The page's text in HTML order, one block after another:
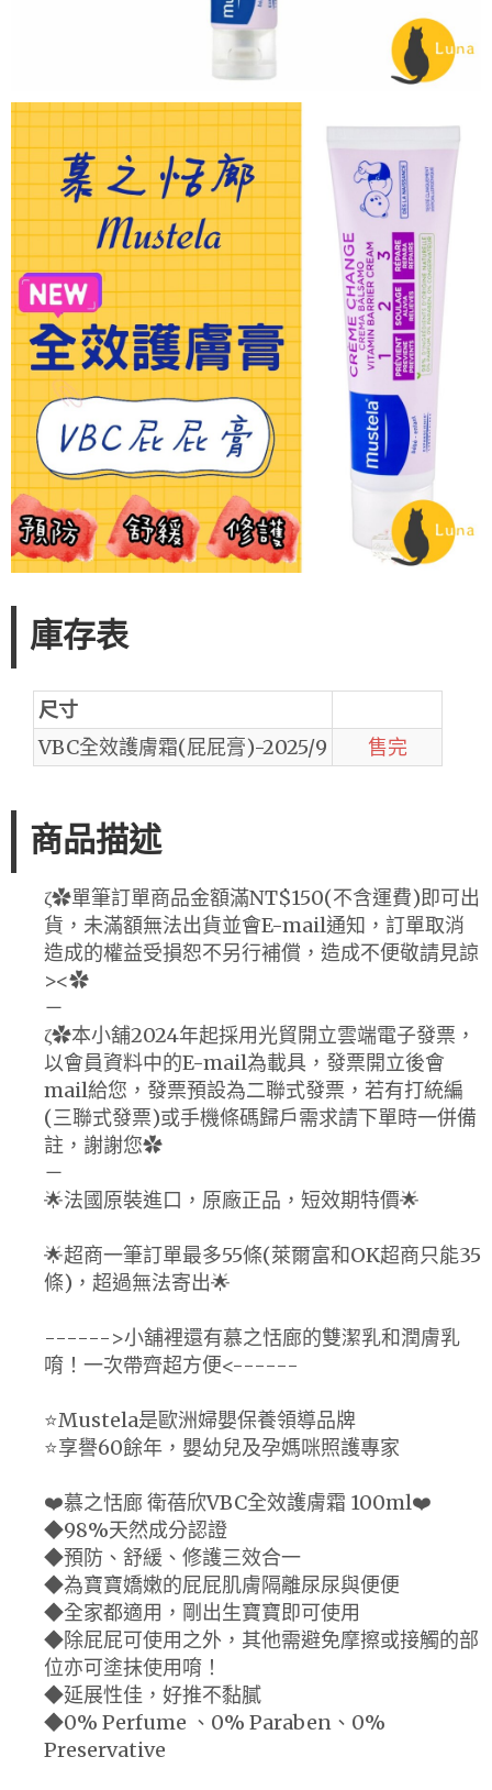
庫存表
尺寸
VBC全效護膚霜(屁屁膏)-2025/9
售完
商品描述
ζ✿單筆訂單商品金額滿NT$150(不含運費)即可出
貨，未滿額無法出貨並會E-mail通知，訂單取消
造成的權益受損恕不另行補償，造成不便敬請見諒
><✿
－
ζ✿本小舖2024年起採用光貿開立雲端電子發票，
以會員資料中的E-mail為載具，發票開立後會
mail給您，發票預設為二聯式發票，若有打統編
(三聯式發票)或手機條碼歸戶需求請下單時一併備
註，謝謝您✿
－
🌟法國原裝進口，原廠正品，短效期特價🌟
🌟超商一筆訂單最多55條(萊爾富和OK超商只能35
條)，超過無法寄出🌟
------>小舖裡還有慕之恬廊的雙潔乳和潤膚乳
唷！一次帶齊超方便<------
⭐️Mustela是歐洲婦嬰保養領導品牌
⭐️享譽60餘年，嬰幼兒及孕媽咪照護專家
❤️慕之恬廊 衛蓓欣VBC全效護膚霜 100ml❤️
◆98%天然成分認證
◆預防、舒緩、修護三效合一
◆為寶寶嬌嫩的屁屁肌膚隔離尿尿與便便
◆全家都適用，剛出生寶寶即可使用
◆除屁屁可使用之外，其他需避免摩擦或接觸的部
位亦可塗抹使用唷！
◆延展性佳，好推不黏膩
◆0% Perfume 、0% Paraben、0%
Preservative